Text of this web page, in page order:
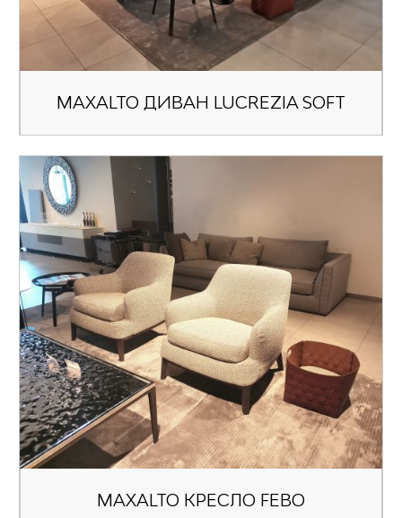
MAXALTO ДИВАН LUCREZIA SOFT
MAXALTO КРЕСЛО FEBO